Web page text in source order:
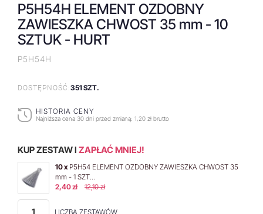
P5H54H ELEMENT OZDOBNY
ZAWIESZKA CHWOST 35 mm - 10
SZTUK - HURT
P5H54H
DOSTĘPNOŚĆ:351 SZT.
HISTORIA CENY
Najniższa cena 30 dni przed zmianą: 1,20 zł brutto
KUP ZESTAW I ZAPŁAĆ MNIEJ!
10 x P5H54 ELEMENT OZDOBNY ZAWIESZKA CHWOST 35
mm - 1 SZT...
2,40 zł
12,10 zł
LICZBA ZESTAWÓW